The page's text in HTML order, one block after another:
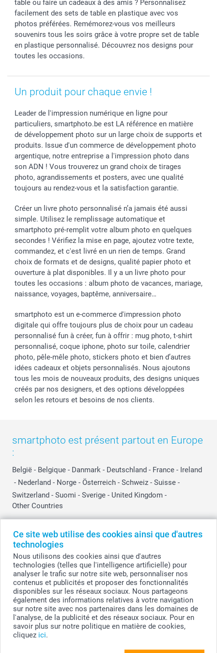
Ce site web utilise des cookies ainsi que d'autres
technologies
Nous utilisons des cookies ainsi que d'autres
technologies (telles que l'intelligence artificielle) pour
analyser le trafic sur notre site web, personnaliser nos
contenus et publicités et proposer des fonctionnalités
disponibles sur les réseaux sociaux. Nous partageons
également des informations relatives à votre navigation
sur notre site avec nos partenaires dans les domaines de
l'analyse, de la publicité et des réseaux sociaux. Pour en
savoir plus sur notre politique en matière de cookies,
cliquez ici.
Personnalisez votre Set de table en plastique
Communion
Saint-Valentin
Vacances
Vie privée
Gestion des cookies
Tarifs
Investisseurs
Droit de rétractation
Modes de livraison
Grandes Quantités
Statut de ma commande
table ou faire un cadeaux à des amis ? Personnalisez
facilement des sets de table en plastique avec vos
photos préférées. Remémorez-vous vos meilleurs
souvenirs tous les soirs grâce à votre propre set de table
en plastique personnalisé. Découvrez nos designs pour
toutes les occasions.
Un produit pour chaque envie !
Leader de l'impression numérique en ligne pour
particuliers, smartphoto.be est LA référence en matière
de développement photo sur un large choix de supports et
produits. Issue d'un commerce de développement photo
argentique, notre entreprise a l'impression photo dans
son ADN ! Vous trouverez un grand choix de tirages
photo, agrandissements et posters, avec une qualité
toujours au rendez-vous et la satisfaction garantie.
Créer un livre photo personnalisé n’a jamais été aussi
simple. Utilisez le remplissage automatique et
smartphoto pré-remplit votre album photo en quelques
secondes ! Vérifiez la mise en page, ajoutez votre texte,
commandez, et c'est livré en un rien de temps. Grand
choix de formats et de designs, qualité papier photo et
ouverture à plat disponibles. Il y a un livre photo pour
toutes les occasions : album photo de vacances, mariage,
naissance, voyages, baptême, anniversaire…
smartphoto est un e-commerce d'impression photo
digitale qui offre toujours plus de choix pour un cadeau
personnalisé fun à créer, fun à offrir : mug photo, t-shirt
personnalisé, coque iphone, photo sur toile, calendrier
photo, pêle-mêle photo, stickers photo et bien d’autres
idées cadeaux et objets personnalisés. Nous ajoutons
tous les mois de nouveaux produits, des designs uniques
créés par nos designers, et des options développées
selon les retours et besoins de nos clients.
smartphoto est présent partout en Europe
:
België - Belgique - Danmark - Deutschland - France - Ireland
- Nederland - Norge - Österreich - Schweiz - Suisse -
Switzerland - Suomi - Sverige - United Kingdom -
Other Countries
© smartphoto group. Tous droits réservés
smartphoto group SA.
Siège social : Kwatrechtsteenweg 160, 9230 Wetteren, Belgique
Numéro de TVA BE 0405.706.755
Numéro d'entreprise 0405.706.755.
Coordonnées bancaires: IBAN BE71 2850 2711 5569 - BIC: GEBABEBB
Tous les prix sont en EURO (€), TVA incluse et hors frais de port.